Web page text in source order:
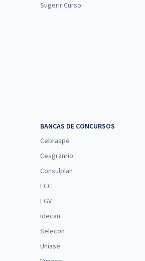
Sugerir Curso
BANCAS DE CONCURSOS
Cebraspe
Cesgranrio
Consulplan
FCC
FGV
Idecan
Selecon
Uniase